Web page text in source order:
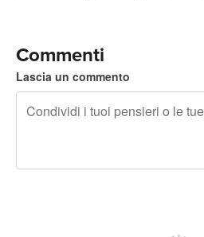
Commenti
Lascia un commento